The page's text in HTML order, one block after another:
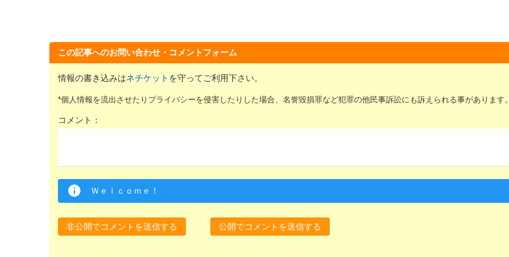
この記事へのお問い合わせ・コメントフォーム
情報の書き込みはネチケット を守ってご利用下さい。
*個人情報を流出させたりプライバシーを侵害したりした場合、名誉毀損罪など犯罪の他民事訴訟にも訴えられる事があります。
コメント：
Ｗｅｌｃｏｍｅ！
非公開でコメントを送信する 公開でコメントを送信する